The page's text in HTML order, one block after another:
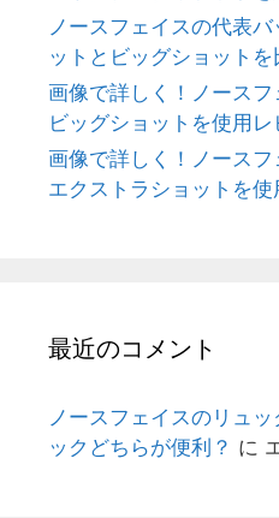
ノースフェイスの代表
ットとビッグショットを
画像で詳しく！ノースフ
ビッグショットを使用レ
画像で詳しく！ノースフ
エクストラショットを使
最近のコメント
ノースフェイスのリュ
ックどちらが便利？ に